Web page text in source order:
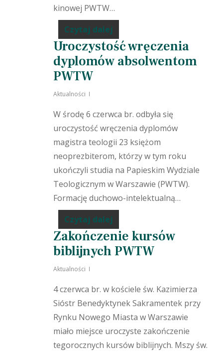
kinowej PWTW…
Czytaj dalej
Uroczystość wręczenia
dyplomów absolwentom
PWTW
Aktualności
W środę 6 czerwca br. odbyła się
uroczystość wręczenia dyplomów
magistra teologii 23 księżom
neoprezbiterom, którzy w tym roku
ukończyli studia na Papieskim Wydziale
Teologicznym w Warszawie (PWTW).
Formację duchowo-intelektualną…
Czytaj dalej
Zakończenie kursów
biblijnych PWTW
Aktualności
4 czerwca br. w kościele św. Kazimierza
Sióstr Benedyktynek Sakramentek przy
Rynku Nowego Miasta w Warszawie
miało miejsce uroczyste zakończenie
tegorocznych kursów biblijnych. Mszy św.